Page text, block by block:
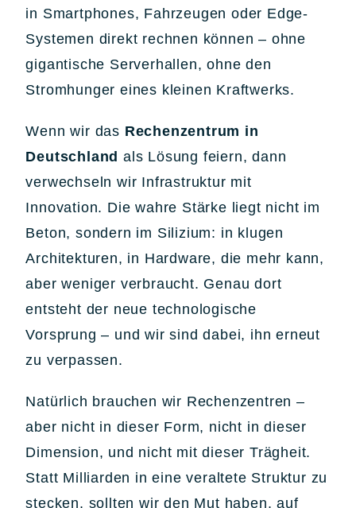
in Smartphones, Fahrzeugen oder Edge-
Systemen direkt rechnen können – ohne
gigantische Serverhallen, ohne den
Stromhunger eines kleinen Kraftwerks.
Wenn wir das Rechenzentrum in
Deutschland als Lösung feiern, dann
verwechseln wir Infrastruktur mit
Innovation. Die wahre Stärke liegt nicht im
Beton, sondern im Silizium: in klugen
Architekturen, in Hardware, die mehr kann,
aber weniger verbraucht. Genau dort
entsteht der neue technologische
Vorsprung – und wir sind dabei, ihn erneut
zu verpassen.
Natürlich brauchen wir Rechenzentren –
aber nicht in dieser Form, nicht in dieser
Dimension, und nicht mit dieser Trägheit.
Statt Milliarden in eine veraltete Struktur zu
stecken, sollten wir den Mut haben, auf